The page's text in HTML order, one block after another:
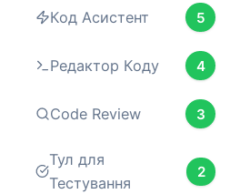
Код Асистент 5
Редактор Коду 4
Code Review 3
Тул для
Тестування
2